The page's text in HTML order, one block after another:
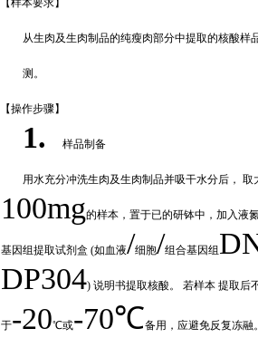
【样本要求】
从生肉及生肉制品的纯瘦肉部分中提取的核酸样
测。
【操作步骤】
1. 样品制备
用水充分冲洗生肉及生肉制品并吸干水分后， 取
100mg的样本，置于已的研钵中，加入液
基因组提取试剂盒 (如血液/细胞/组合基因组
DP304) 说明书提取核酸。 若样本 提取后
于-20℃或-70℃备用，应避免反复冻融。